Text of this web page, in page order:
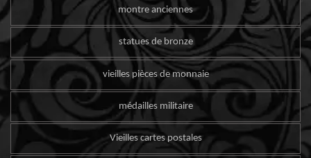
montre anciennes
statues de bronze
vieilles pièces de monnaie
médailles militaire
Vieilles cartes postales